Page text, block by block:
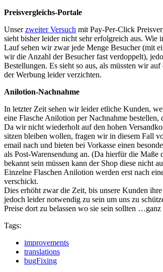
Preisvergleichs-Portale
Unserzweiter Versuch mit Pay-Per-Click
sieht bisher leider nicht sehr erfolgreich aus. Wie
Lauf sehen wir zwar jede Menge Besucher (mit
wir die Anzahl der Besucher fast verdoppelt),
Bestellungen. Es sieht so aus, als müssten wir auf
der Werbung leider verzichten.
Anilotion-Nachnahme
In letzter Zeit sehen wir leider etliche Kunden,
eine Flasche Anilotion per Nachnahme bestellen,
Da wir nicht wiederholt auf den hohen
sitzen bleiben wollen, fragen wir in diesem Fall
email nach und bieten bei Vorkasse einen
als Post-Warensendung an. (Da hierfür die Maße
bekannt sein müssen kann der Shop diese nicht
Einzelne Flaschen Anilotion werden erst nach
verschickt.
Dies erhöht zwar die Zeit, bis unsere Kunden
jedoch leider notwendig zu sein um uns zu
Preise dort zu belassen wo sie sein sollten …ganz
Tags:
improvements
translations
bugFixing